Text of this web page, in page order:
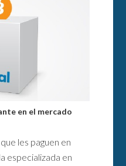
en el mercado
les paguen en
especializada en